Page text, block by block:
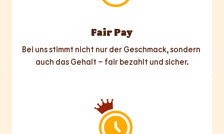
Fair Pay
Bei uns stimmt nicht nur der Geschmack, sondern
auch das Gehalt – fair bezahlt und sicher.